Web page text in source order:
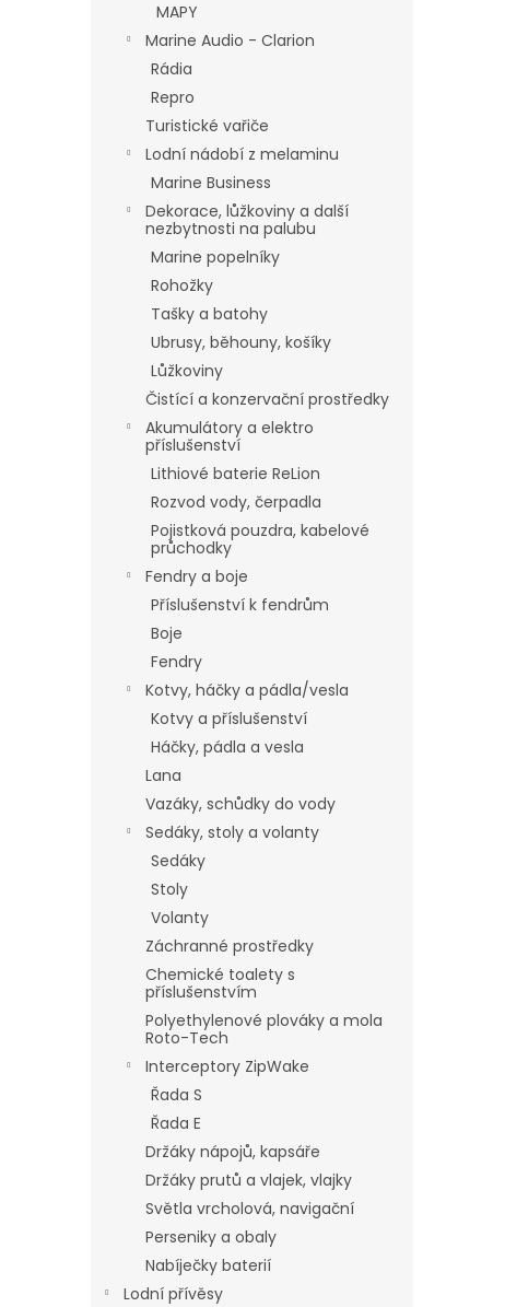
MAPY
Marine Audio - Clarion
Rádia
Repro
Turistické vařiče
Lodní nádobí z melaminu
Marine Business
Dekorace, lůžkoviny a další
nezbytnosti na palubu
Marine popelníky
Rohožky
Tašky a batohy
Ubrusy, běhouny, košíky
Lůžkoviny
Čistící a konzervační prostředky
Akumulátory a elektro
příslušenství
Lithiové baterie ReLion
Rozvod vody, čerpadla
Pojistková pouzdra, kabelové
průchodky
Fendry a boje
Příslušenství k fendrům
Boje
Fendry
Kotvy, háčky a pádla/vesla
Kotvy a příslušenství
Háčky, pádla a vesla
Lana
Vazáky, schůdky do vody
Sedáky, stoly a volanty
Sedáky
Stoly
Volanty
Záchranné prostředky
Chemické toalety s
příslušenstvím
Polyethylenové plováky a mola
Roto-Tech
Interceptory ZipWake
Řada S
Řada E
Držáky nápojů, kapsáře
Držáky prutů a vlajek, vlajky
Světla vrcholová, navigační
Perseniky a obaly
Nabíječky baterií
Lodní přívěsy